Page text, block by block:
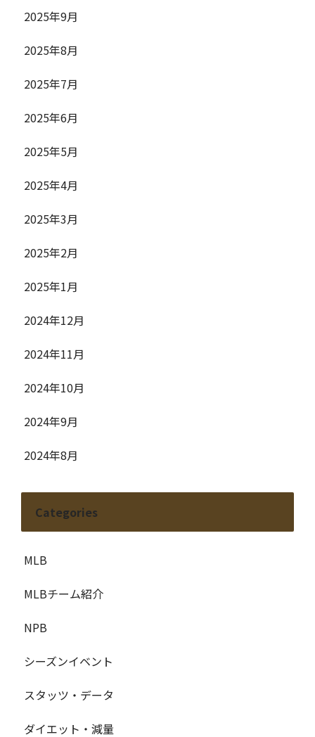
2025年9月
2025年8月
2025年7月
2025年6月
2025年5月
2025年4月
2025年3月
2025年2月
2025年1月
2024年12月
2024年11月
2024年10月
2024年9月
2024年8月
Categories
MLB
MLBチーム紹介
NPB
シーズンイベント
スタッツ・データ
ダイエット・減量